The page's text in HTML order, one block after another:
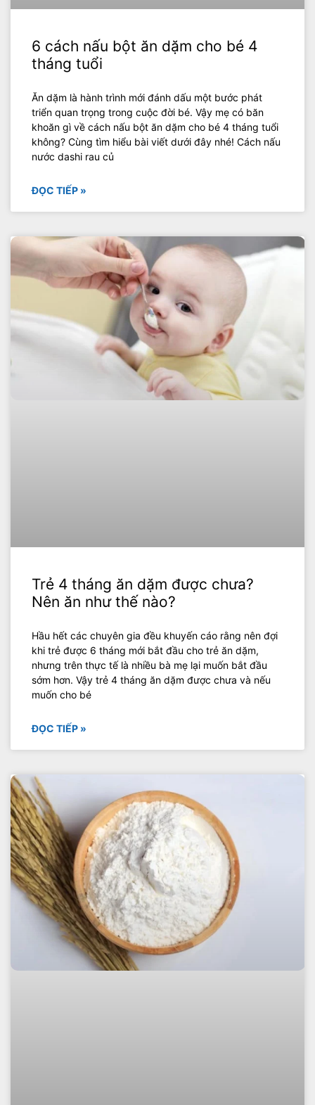
6 cách nấu bột ăn dặm cho bé 4
tháng tuổi
Ăn dặm là hành trình mới đánh dấu một bước phát
triển quan trọng trong cuộc đời bé. Vậy mẹ có băn
khoăn gì về cách nấu bột ăn dặm cho bé 4 tháng tuổi
không? Cùng tìm hiểu bài viết dưới đây nhé! Cách nấu
nước dashi rau củ
ĐỌC TIẾP »
Trẻ 4 tháng ăn dặm được chưa?
Nên ăn như thế nào?
Hầu hết các chuyên gia đều khuyến cáo rằng nên đợi
khi trẻ được 6 tháng mới bắt đầu cho trẻ ăn dặm,
nhưng trên thực tế là nhiều bà mẹ lại muốn bắt đầu
sớm hơn. Vậy trẻ 4 tháng ăn dặm được chưa và nếu
muốn cho bé
ĐỌC TIẾP »